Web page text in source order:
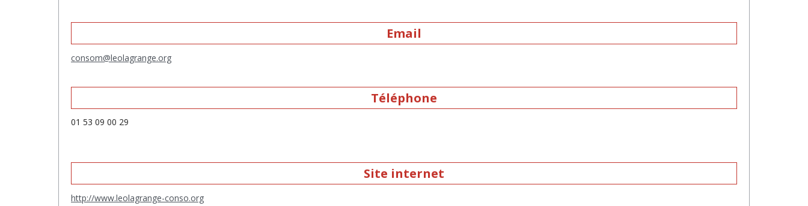
Email
consom@leolagrange.org
Téléphone
01 53 09 00 29
Site internet
http://www.leolagrange-conso.org